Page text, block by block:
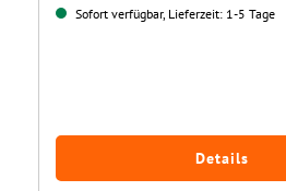
Sofort verfügbar, Lieferzeit: 1-5 Tage
Details